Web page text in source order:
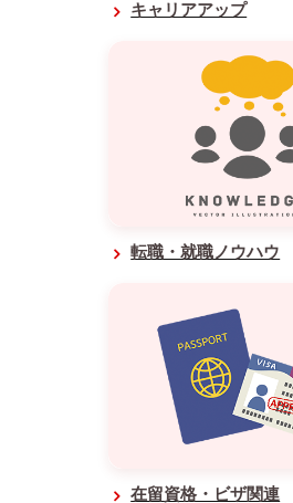
キャリアアップ
転職・就職ノウハウ
在留資格・ビザ関連